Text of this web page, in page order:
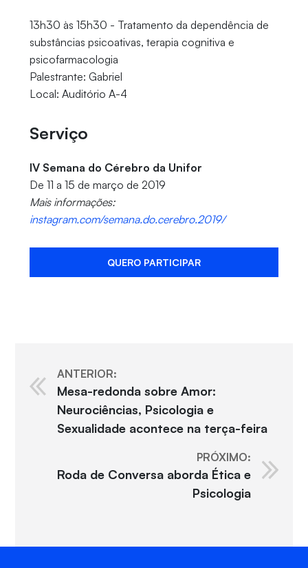
13h30 às 15h30 - Tratamento da dependência de
substâncias psicoativas, terapia cognitiva e
psicofarmacologia
Palestrante: Gabriel
Local: Auditório A-4
Serviço
IV Semana do Cérebro da Unifor
De 11 a 15 de março de 2019
Mais informações:
instagram.com/semana.do.cerebro.2019/
QUERO PARTICIPAR
ANTERIOR:
Mesa-redonda sobre Amor:
Neurociências, Psicologia e
Sexualidade acontece na terça-feira
PRÓXIMO:
Roda de Conversa aborda Ética e
Psicologia